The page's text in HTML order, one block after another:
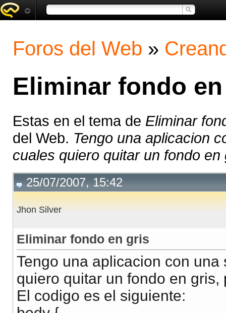
Foros del Web »
Eliminar fondo
Estas en el tema de Eliminar
del Web. Tengo una aplicacion
cuales quiero quitar un fondo
25/07/2007, 15:42
Jhon Silver
Eliminar fondo en gris
Tengo una aplicacion con
quiero quitar un fondo en
El codigo es el siguiente: